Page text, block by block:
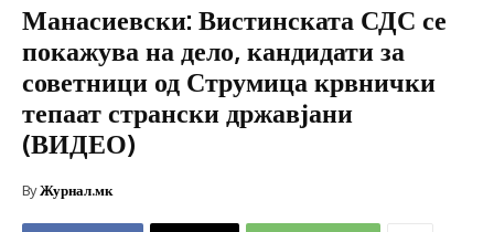
Манасиевски: Вистинската СДС се
покажува на дело, кандидати за
советници од Струмица крвнички
тепаат странски државјани
(ВИДЕО)
ByЖурнал.мк